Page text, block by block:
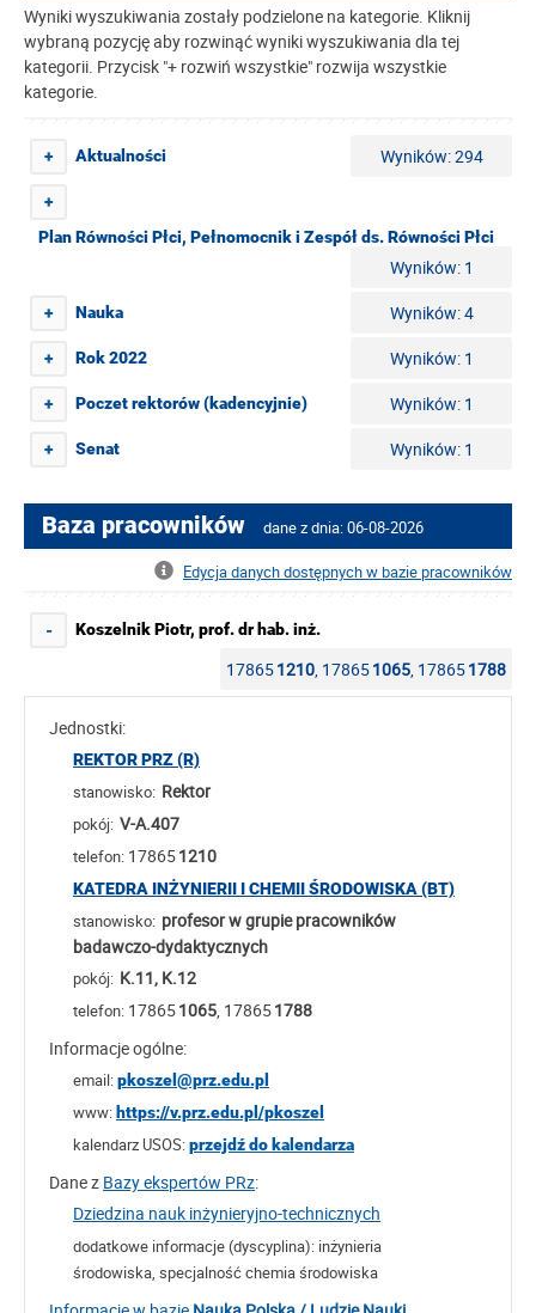
Wyniki wyszukiwania zostały podzielone na kategorie. Kliknij
wybraną pozycję aby rozwinąć wyniki wyszukiwania dla tej
kategorii. Przycisk "+ rozwiń wszystkie" rozwija wszystkie
kategorie.
+ Aktualności Wyników: 294
+
Plan Równości Płci, Pełnomocnik i Zespół ds. Równości Płci
Wyników: 1
+ Nauka Wyników: 4
+ Rok 2022 Wyników: 1
+ Poczet rektorów (kadencyjnie) Wyników: 1
+ Senat Wyników: 1
Baza pracowników dane z dnia: 06-08-2026
Edycja danych dostępnych w bazie pracowników
- Koszelnik Piotr, prof. dr hab. inż.
178651210, 178651065, 178651788
Jednostki:
REKTOR PRZ (R)
stanowisko: Rektor
pokój: V-A.407
telefon: 178651210
KATEDRA INŻYNIERII I CHEMII ŚRODOWISKA (BT)
stanowisko: profesor w grupie pracowników
badawczo-dydaktycznych
pokój: K.11, K.12
telefon: 178651065, 178651788
Informacje ogólne:
email:pkoszel@prz.edu.pl
www: https://v.prz.edu.pl/pkoszel
kalendarz USOS:przejdź do kalendarza
Dane z Bazy ekspertów PRz:
Dziedzina nauk inżynieryjno-technicznych
dodatkowe informacje (dyscyplina): inżynieria
środowiska, specjalność chemia środowiska